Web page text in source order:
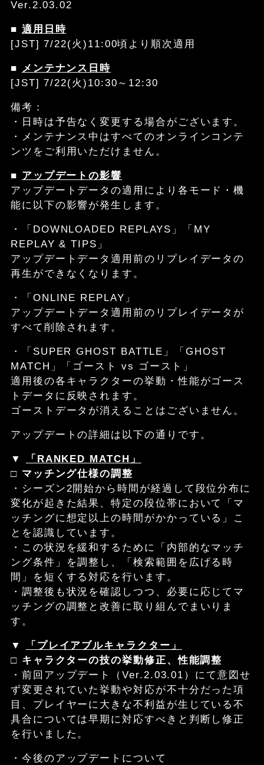
Ver.2.03.02
■ 適用日時
[JST] 7/22(火)11:00頃より順次適用
■ メンテナンス日時
[JST] 7/22(火)10:30～12:30
備考：
・日時は予告なく変更する場合がございます。
・メンテナンス中はすべてのオンラインコンテ
ンツをご利用いただけません。
■ アップデートの影響
アップデートデータの適用により各モード・機
能に以下の影響が発生します。
・「DOWNLOADED REPLAYS」「MY
REPLAY & TIPS」
アップデートデータ適用前のリプレイデータの
再生ができなくなります。
・「ONLINE REPLAY」
アップデートデータ適用前のリプレイデータが
すべて削除されます。
・「SUPER GHOST BATTLE」「GHOST
MATCH」「ゴースト vs ゴースト」
適用後の各キャラクターの挙動・性能がゴース
トデータに反映されます。
ゴーストデータが消えることはございません。
アップデートの詳細は以下の通りです。
▼
「RANKED MATCH」
□ マッチング仕様の調整
・シーズン2開始から時間が経過して段位分布に
変化が起きた結果、特定の段位帯において「マ
ッチングに想定以上の時間がかかっている」こ
とを認識しています。
・この状況を緩和するために「内部的なマッチ
ング条件」を調整し、「検索範囲を広げる時
間」を短くする対応を行います。
・調整後も状況を確認しつつ、必要に応じてマ
ッチングの調整と改善に取り組んでまいりま
す。
▼
「プレイアブルキャラクター」
□ キャラクターの技の挙動修正、性能調整
・前回アップデート（Ver.2.03.01）にて意図せ
ず変更されていた挙動や対応が不十分だった項
目、プレイヤーに大きな不利益が生じている不
具合については早期に対応すべきと判断し修正
を行いました。
・今後のアップデートについて